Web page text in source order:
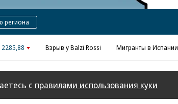
региона
2285,88 Взрыв у Balzi Rossi Мигранты в Испании
с правилами использования куки